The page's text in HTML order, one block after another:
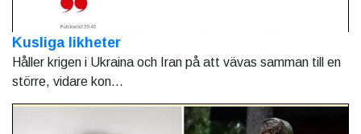
Kusliga likheter
Håller krigen i Ukraina och Iran på att vävas samman till en
större, vidare kon...